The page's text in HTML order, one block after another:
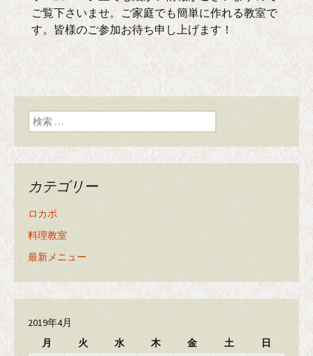
ご覧下さいませ。ご家庭でも簡単に作れる教室で
す。皆様のご参加お待ち申し上げます！
検索:
カテゴリー
ロカボ
料理教室
最新メニュー
2019年4月
月
火 水 木 金 土 日